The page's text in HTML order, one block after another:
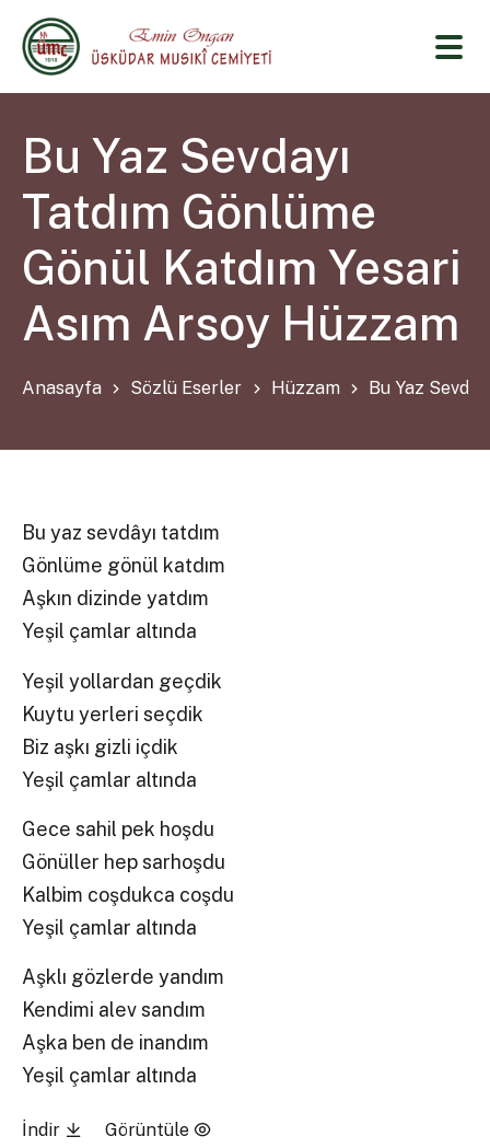
Bu Yaz Sevdayı
Tatdım Gönlüme
Gönül Katdım Yesari
Asım Arsoy Hüzzam
Anasayfa Sözlü Eserler Hüzzam Bu Yaz
Bu yaz sevdâyı tatdım
Gönlüme gönül katdım
Aşkın dizinde yatdım
Yeşil çamlar altında
Yeşil yollardan geçdik
Kuytu yerleri seçdik
Biz aşkı gizli içdik
Yeşil çamlar altında
Gece sahil pek hoşdu
Gönüller hep sarhoşdu
Kalbim coşdukca coşdu
Yeşil çamlar altında
Aşklı gözlerde yandım
Kendimi alev sandım
Aşka ben de inandım
Yeşil çamlar altında
İndir Görüntüle